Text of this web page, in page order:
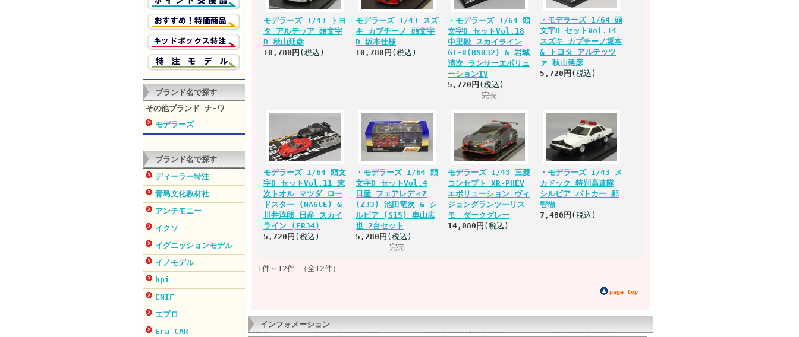
ブランド名で探す
その他ブランド ナ-ワ
モデラーズ
ブランド名で探す
ディーラー特注
青島文化教材社
アンチモニー
イクソ
イグニッションモデル
イノモデル
hpi
ENIF
エブロ
Era CAR
モデラーズ 1/43 トヨ
タ アルテッア 頭文字
D 秋山延彦
10,780円 (税込)
モデラーズ 1/43 スズ
キ カプチーノ 頭文字
D 坂本仕様
10,780円 (税込)
・モデラーズ 1/64 頭
文字D セットVol.18
中里毅 スカイライン
GT-R(BNR32) & 岩城
清次 ランサーエボリュ
ーションIV
5,720円 (税込)
完売
・モデラーズ 1/64 頭
文字D セットVol.14
スズキ カプチーノ坂本
& トヨタ アルテッツ
ァ 秋山延彦
5,720円 (税込)
モデラーズ 1/64 頭文
字D セットVol.11 末
次トオル マツダ ロー
ドスター (NA6CE) &
川井淳郎 日産 スカイ
ライン (ER34)
5,720円 (税込)
・モデラーズ 1/64 頭
文字D セットVol.4
日産 フェアレディZ
(Z33) 池田竜次 & シ
ルビア (S15) 奥山広
也 2台セット
5,280円 (税込)
完売
モデラーズ 1/43 三菱
コンセプト XR-PHEV
エボリューション ヴィ
ジョングランツーリス
モ ダークグレー
14,080円 (税込)
・モデラーズ 1/43 メ
カドック 特別高速隊
シルビア パトカー 那
智徹
7,480円 (税込)
1件～12件 （全12件）
page top
インフォメーション